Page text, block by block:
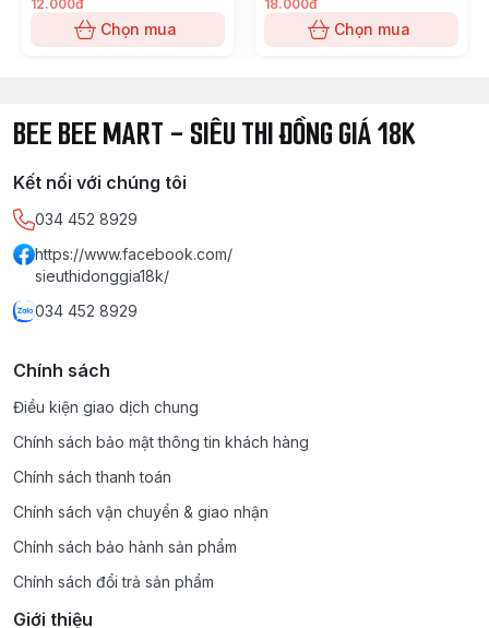
12.000đ
Chọn mua
18.000đ
Chọn mua
BEE BEE MART - SIÊU THI ĐỒNG GIÁ 18K
Kết nối với chúng tôi
034 452 8929
https://www.facebook.com/
sieuthidonggia18k/
034 452 8929
Chính sách
Điều kiện giao dịch chung
Chính sách bảo mật thông tin khách hàng
Chính sách thanh toán
Chính sách vận chuyển & giao nhận
Chính sách bảo hành sản phẩm
Chính sách đổi trả sản phẩm
Giới thiệu